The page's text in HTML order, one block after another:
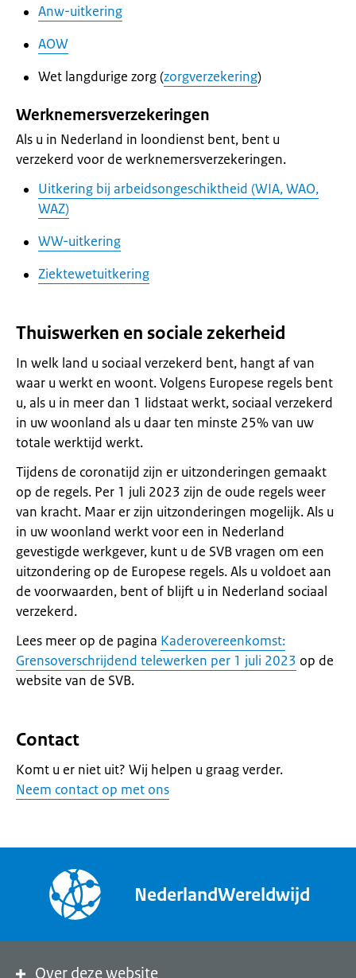
Anw-uitkering
AOW
Wet langdurige zorg (zorgverzekering)
Werknemersverzekeringen
Als u in Nederland in loondienst bent, bent u
verzekerd voor de werknemersverzekeringen.
Uitkering bij arbeidsongeschiktheid (WIA, WAO,
WAZ)
WW-uitkering
Ziektewetuitkering
Thuiswerken en sociale zekerheid
In welk land u sociaal verzekerd bent, hangt af van
waar u werkt en woont. Volgens Europese regels bent
u, als u in meer dan 1 lidstaat werkt, sociaal verzekerd
in uw woonland als u daar ten minste 25% van uw
totale werktijd werkt.
Tijdens de coronatijd zijn er uitzonderingen gemaakt
op de regels. Per 1 juli 2023 zijn de oude regels weer
van kracht. Maar er zijn uitzonderingen mogelijk. Als u
in uw woonland werkt voor een in Nederland
gevestigde werkgever, kunt u de SVB vragen om een
uitzondering op de Europese regels. Als u voldoet aan
de voorwaarden, bent of blijft u in Nederland sociaal
verzekerd.
Lees meer op de pagina Kaderovereenkomst:
Grensoverschrijdend telewerken per 1 juli 2023 op de
website van de SVB.
Contact
Komt u er niet uit? Wij helpen u graag verder.
Neem contact op met ons
NederlandWereldwijd
Over deze website